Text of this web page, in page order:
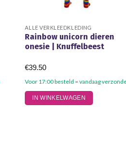
ALLE VERKLEEDKLEDING
Rainbow unicorn dieren
onesie | Knuffelbeest
Voor 17:00 besteld = vandaag
€39.50
IN WINKELWAGEN
Dit
product